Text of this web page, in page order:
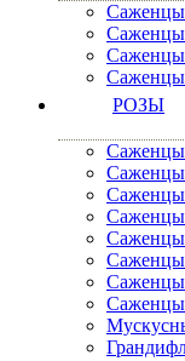
Саженцы
Саженцы
Саженцы
Саженцы
РОЗЫ
Саженцы
Саженцы
Саженцы
Саженцы
Саженцы
Саженцы
Саженцы